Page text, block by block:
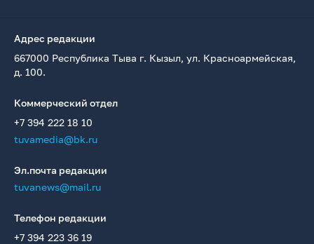
Адрес редакции
667000 Республика Тыва г. Кызыл, ул. Красноармейская,
д. 100.
Коммерческий отдел
+7 394 222 18 10
tuvamedia@bk.ru
Эл.почта редакции
tuvanews@mail.ru
Телефон редакции
+7 394 223 36 19